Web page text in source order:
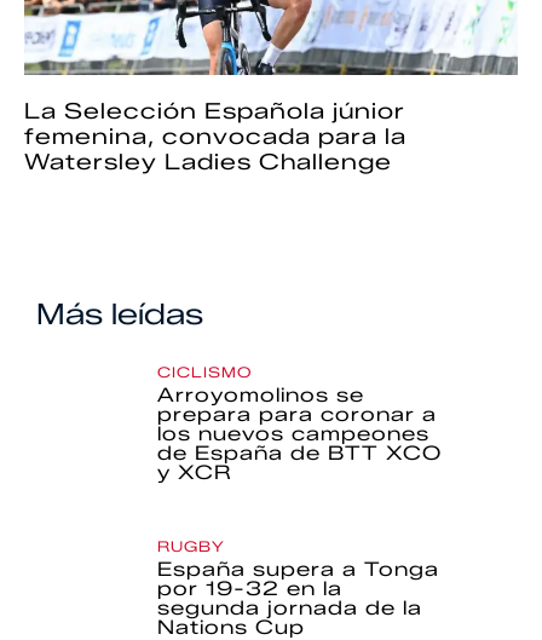
La Selección Española júnior
femenina, convocada para la
Watersley Ladies Challenge
Más leídas
CICLISMO
Arroyomolinos se
prepara para coronar a
los nuevos campeones
de España de BTT XCO
y XCR
RUGBY
España supera a Tonga
por 19-32 en la
segunda jornada de la
Nations Cup